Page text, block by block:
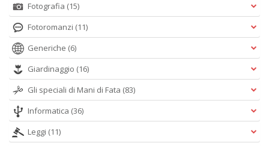
Fotografia (15)
Fotoromanzi (11)
Generiche (6)
Giardinaggio (16)
Gli speciali di Mani di Fata (83)
Informatica (36)
Leggi (11)